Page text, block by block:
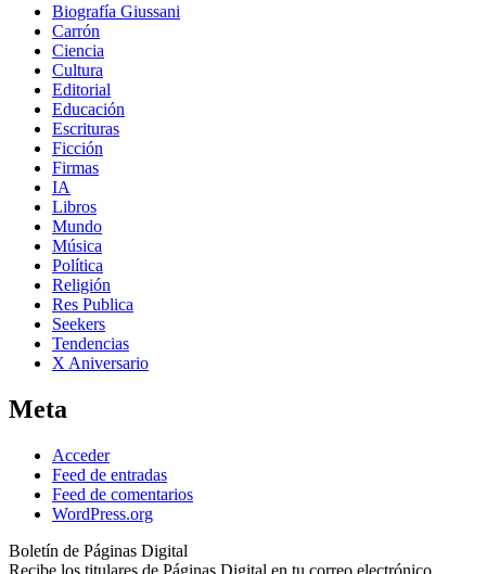
Biografía Giussani
Carrón
Ciencia
Cultura
Editorial
Educación
Escrituras
Ficción
Firmas
IA
Libros
Mundo
Música
Política
Religión
Res Publica
Seekers
Tendencias
X Aniversario
Meta
Acceder
Feed de entradas
Feed de comentarios
WordPress.org
Boletín de Páginas Digital
Recibe los titulares de Páginas Digital en tu correo electrónico.